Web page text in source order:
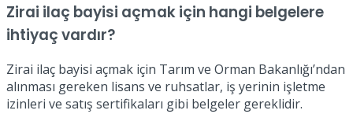
Zirai ilaç bayisi açmak için hangi belgelere
ihtiyaç vardır?
Zirai ilaç bayisi açmak için Tarım ve Orman Bakanlığı’ndan
alınması gereken lisans ve ruhsatlar, iş yerinin işletme
izinleri ve satış sertifikaları gibi belgeler gereklidir.